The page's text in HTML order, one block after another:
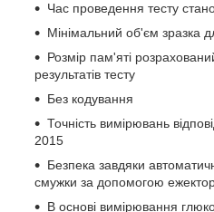
Час проведення тесту
Мінімальний об'єм зразка
Розмір пам'яті
результатів тесту
Без кодування
Точність вимірювань
2015
Безпека завдяки
смужки за допомогою
В основі вимірювання